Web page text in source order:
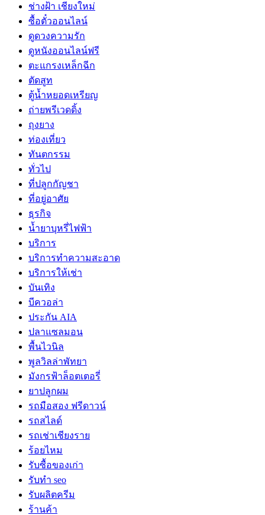
ช่างฝ้า เชียงใหม่
ซื้อตั๋วออนไลน์
ดูดวงความรัก
ดูหนังออนไลน์ฟรี
ตะแกรงเหล็กฉีก
ตัดสูท
ตู้น้ำหยอดเหรียญ
ถ่ายพรีเวดดิ้ง
ถุงยาง
ท่องเที่ยว
ทันตกรรม
ทั่วไป
ที่ปลูกกัญชา
ที่อยู่อาศัย
ธุรกิจ
น้ำยาบุหรี่ไฟฟ้า
บริการ
บริการทำความสะอาด
บริการให้เช่า
บันเทิง
บีควอล่า
ประกัน AIA
ปลาแซลมอน
พื้นไวนิล
พูลวิลล่าพัทยา
มังกรฟ้าล็อตเตอรี่
ยาปลูกผม
รถมือสอง ฟรีดาวน์
รถสไลด์
รถเช่าเชียงราย
ร้อยไหม
รับซื้อของเก่า
รับทำ seo
รับผลิตครีม
ร้านค้า